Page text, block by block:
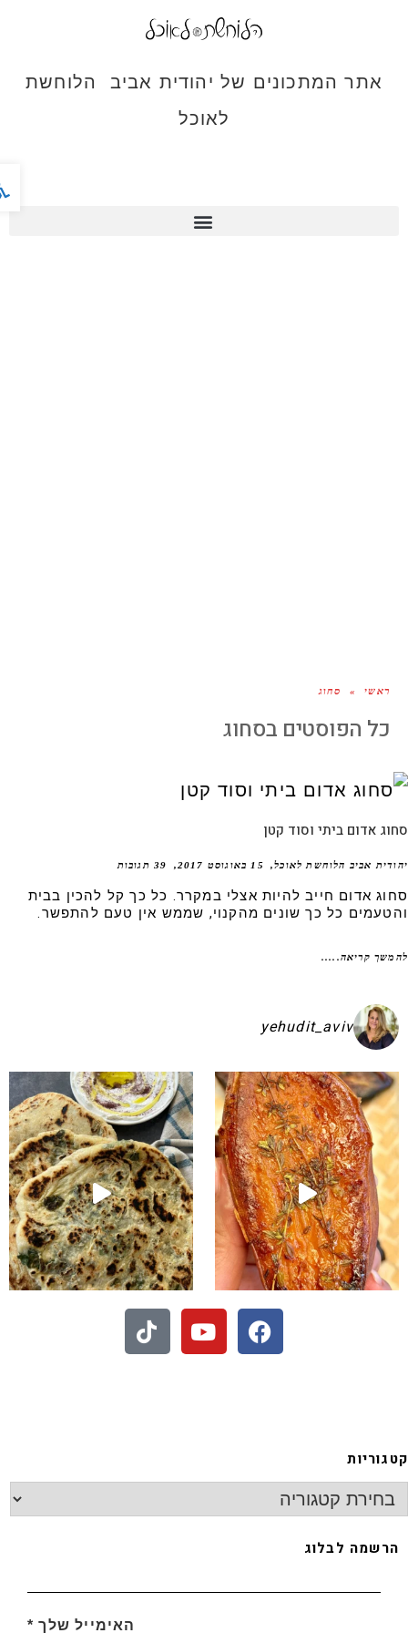
אתר המתכונים של יהודית אביב הלוחשת
לאוכל
ראשי » סחוג
כל הפוסטים ב סחוג
אדום ביתי וסוד קטן
אביב הלוחשת לאוכל 15 באוגוסט 2017 39 תגובות
אדום חייב להיות אצלי במקרר. כל כך קל להכין בבית
כל כך שונים מהקנוי, שממש אין טעם להתפשר.
קריאה.....
yehudit_aviv
בפיתות היסטריות
חיתוכיות ריבה וקוקוס
לבלוג
האימייל שלך*